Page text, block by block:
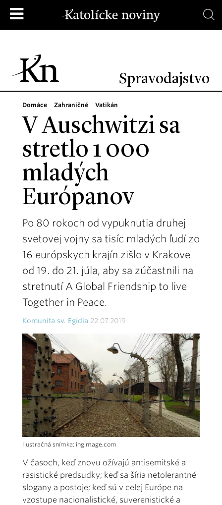
Spravodajstvo
Domáce Zahraničné Vatikán
V Auschwitzi sa
stretlo 1 000
mladých
Európanov
Po 80 rokoch od vypuknutia druhej
svetovej vojny sa tisíc mladých ľudí zo
16 európskych krajín zišlo v Krakove
od 19. do 21. júla, aby sa zúčastnili na
stretnutí A Global Friendship to live
Together in Peace.
Komunita sv. Egídia 22.07.2019
Ilustračná snímka: ingimage.com
V časoch, keď znovu ožívajú antisemitské a
rasistické predsudky; keď sa šíria netolerantné
slogany a postoje; keď sú v celej Európe na
vzostupe nacionalistické, suverenistické a